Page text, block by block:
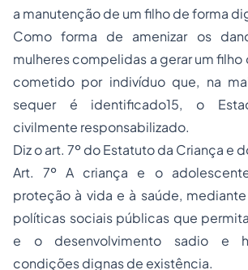
a manutenção de um filho de forma
Como forma de amenizar os
mulheres compelidas a gerar um
cometido por indivíduo que, na
sequer é identificado15, o
civilmente responsabilizado.
Diz o art. 7º do Estatuto da Criança e
Art. 7º A criança e o
proteção à vida e à saúde,
políticas sociais públicas que
e o desenvolvimento sadio e
condições dignas de existência.